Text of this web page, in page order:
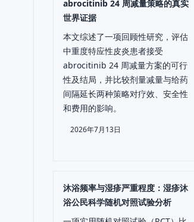
abrocitinib 24 周减量策略的真实
世界证据
本文综述了一项回顾性研究，评估
中重度特应性皮炎患者接受
abrocitinib 24 周减量方案的可行
性及结局，并比较剂量减量与给药
间隔延长两种策略对疗效、安全性
和费用的影响。
2026年7月13日
沐浴频率与湿疹严重程度：湿疹沐
浴公民科学随机对照试验分析